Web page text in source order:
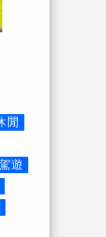
閒
遊